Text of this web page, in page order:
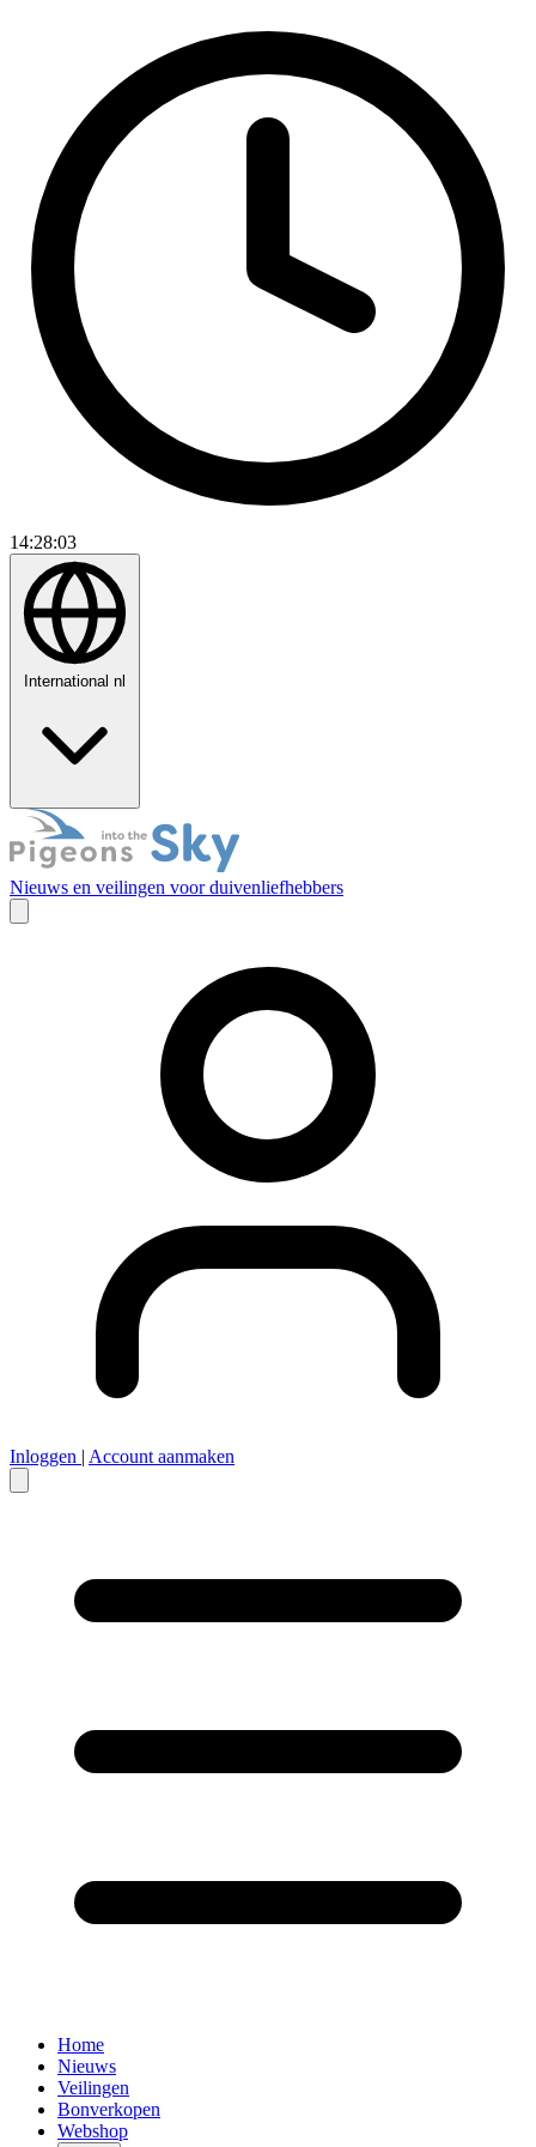
14:28:04
International nl
Nieuws en veilingen voor duivenliefhebbers
Inloggen | Account aanmaken
Home
Nieuws
Veilingen
Bonverkopen
Webshop